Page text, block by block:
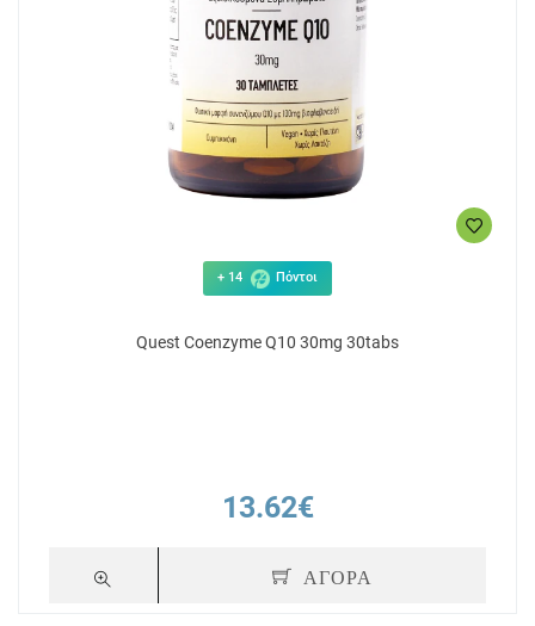
+ 14 Πόντοι
Quest Coenzyme Q10 30mg 30tabs
13.62€
ΑΓΟΡΑ